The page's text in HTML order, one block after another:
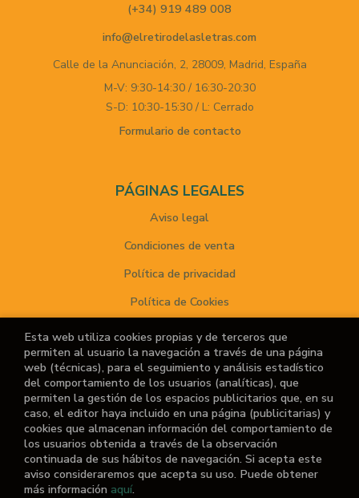
(+34) 919 489 008
info@elretirodelasletras.com
Calle de la Anunciación, 2, 28009, Madrid, España
M-V: 9:30-14:30 / 16:30-20:30
S-D: 10:30-15:30 / L: Cerrado
Formulario de contacto
PÁGINAS LEGALES
Aviso legal
Condiciones de venta
Política de privacidad
Política de Cookies
ATENCIÓN AL CLIENTE
Quiénes somos
Noticias
¿No encuentras el libro que buscas?
Esta web utiliza cookies propias y de terceros que
permiten al usuario la navegación a través de una página
web (técnicas), para el seguimiento y análisis estadístico
del comportamiento de los usuarios (analíticas), que
permiten la gestión de los espacios publicitarios que, en su
caso, el editor haya incluido en una página (publicitarias) y
cookies que almacenan información del comportamiento de
los usuarios obtenida a través de la observación
continuada de sus hábitos de navegación. Si acepta este
aviso consideraremos que acepta su uso. Puede obtener
más información aquí.